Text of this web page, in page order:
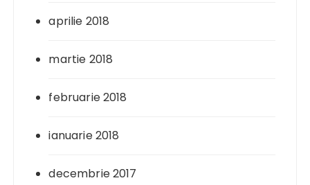
aprilie 2018
martie 2018
februarie 2018
ianuarie 2018
decembrie 2017